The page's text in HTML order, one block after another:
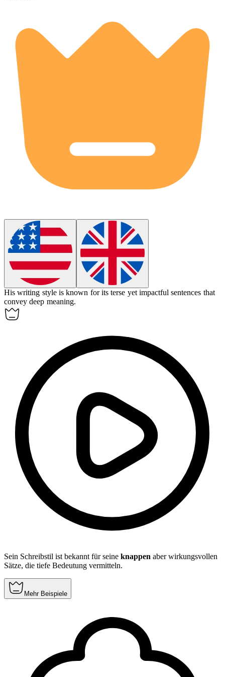
His writing style is known for itsterse yet impactful sentences that
convey deep meaning.
Sein Schreibstil ist bekannt für seine knappen aber wirkungsvollen
Sätze, die tiefe Bedeutung vermitteln.
Mehr Beispiele